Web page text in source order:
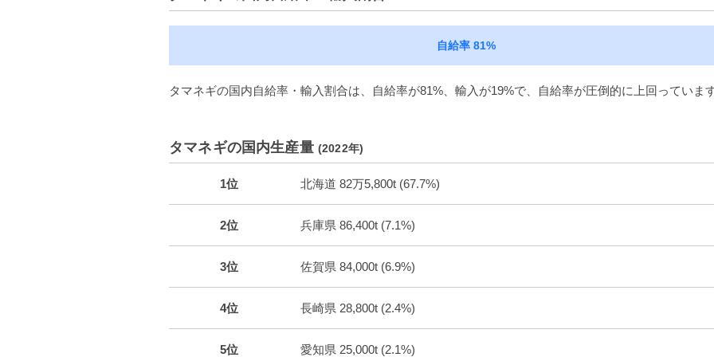
自給率 81%
タマネギの国内自給率・輸入割合は、自給率が81%、輸入が19%で、自給率が圧倒的に上回っています
タマネギの国内生産量 (2022年)
1位 北海道 82万5,800t (67.7%)
2位 兵庫県 86,400t (7.1%)
3位 佐賀県 84,000t (6.9%)
4位 長崎県 28,800t (2.4%)
5位 愛知県 25,000t (2.1%)